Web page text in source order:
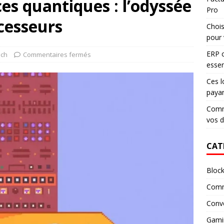
quantiques : l’odyssée
Commentaires fermés
Pro
pour
ERP
Ces
vos